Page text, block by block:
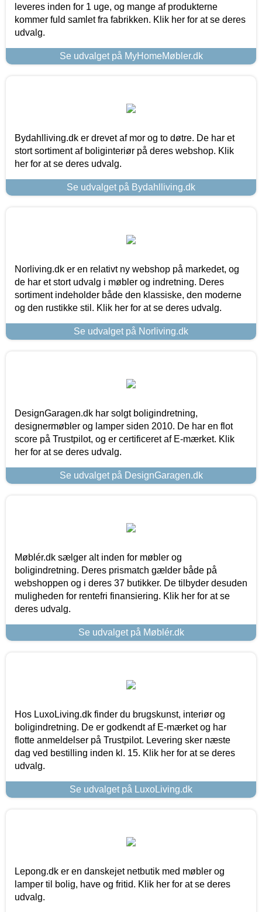
leveres inden for 1 uge, og mange af produkterne
kommer fuld samlet fra fabrikken. Klik her for at se deres
udvalg.
Se udvalget på MyHomeMøbler.dk
Bydahlliving.dk er drevet af mor og to døtre. De har et
stort sortiment af boliginteriør på deres webshop. Klik
her for at se deres udvalg.
Se udvalget på Bydahlliving.dk
Norliving.dk er en relativt ny webshop på markedet, og
de har et stort udvalg i møbler og indretning. Deres
sortiment indeholder både den klassiske, den moderne
og den rustikke stil. Klik her for at se deres udvalg.
Se udvalget på Norliving.dk
DesignGaragen.dk har solgt boligindretning,
designermøbler og lamper siden 2010. De har en flot
score på Trustpilot, og er certificeret af E-mærket. Klik
her for at se deres udvalg.
Se udvalget på DesignGaragen.dk
Møblér.dk sælger alt inden for møbler og
boligindretning. Deres prismatch gælder både på
webshoppen og i deres 37 butikker. De tilbyder desuden
muligheden for rentefri finansiering. Klik her for at se
deres udvalg.
Se udvalget på Møblér.dk
Hos LuxoLiving.dk finder du brugskunst, interiør og
boligindretning. De er godkendt af E-mærket og har
flotte anmeldelser på Trustpilot. Levering sker næste
dag ved bestilling inden kl. 15. Klik her for at se deres
udvalg.
Se udvalget på LuxoLiving.dk
Lepong.dk er en danskejet netbutik med møbler og
lamper til bolig, have og fritid. Klik her for at se deres
udvalg.